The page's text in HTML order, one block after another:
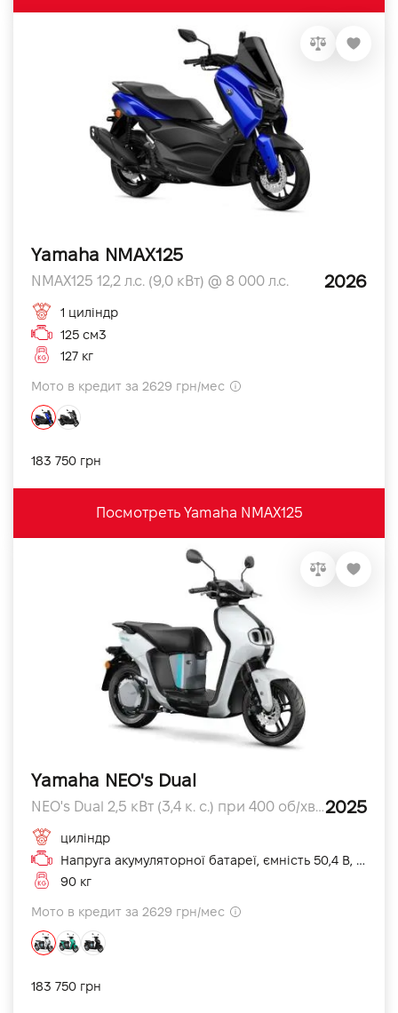
Yamaha NMAX125
NMAX125 12,2 л.с. (9,0 кВт) @ 8 000 л.с. 2026
1 циліндр
125 см3
127 кг
Мото в кредит за 2629 грн/мес
183 750 грн
Посмотреть Yamaha NMAX125
Yamaha NEO's Dual
NEO's Dual 2,5 кВт (3,4 к. с.) при 400 об/хв л.с.2025
циліндр
Напруга акумуляторної батареї, ємність 50,4 В, 19,2 А·год (5 год) см3
90 кг
Мото в кредит за 2629 грн/мес
183 750 грн